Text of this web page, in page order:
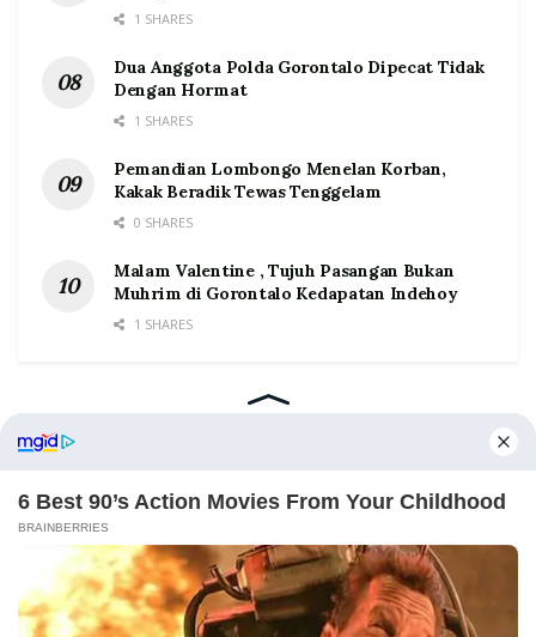
1 SHARES
Dua Anggota Polda Gorontalo Dipecat Tidak
Dengan Hormat
1 SHARES
Pemandian Lombongo Menelan Korban,
Kakak Beradik Tewas Tenggelam
0 SHARES
Malam Valentine , Tujuh Pasangan Bukan
Muhrim di Gorontalo Kedapatan Indehoy
1 SHARES
Home Tentang Kontak Redaksi Pedoman Media Siber
©2026 Prosesnews.id. All Rights Reserved.